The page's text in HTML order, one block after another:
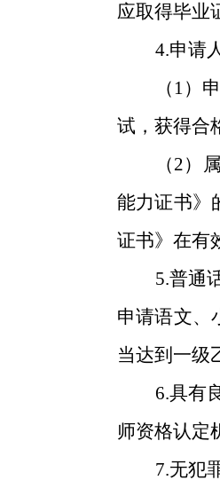
应取得毕业
4.申请
（ 1）
试，获得合
（2）
能力证书》
证书》在有
5.普通
申请语文、
当达到一级
6.具有
师资格认定
7.无犯